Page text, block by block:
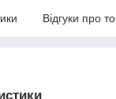
Відгуки про